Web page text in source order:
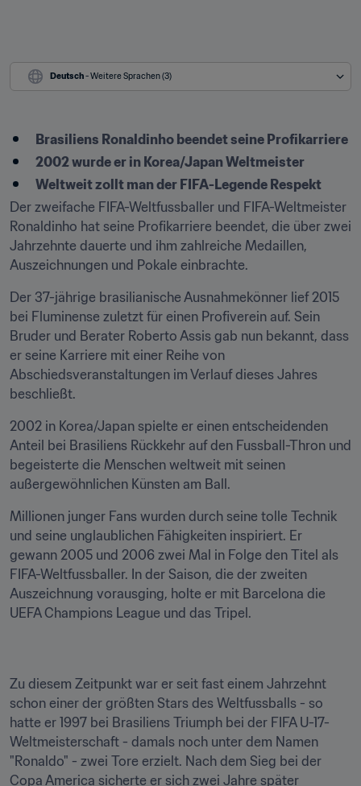
Deutsch - Weitere Sprachen (3)
Brasiliens Ronaldinho beendet seine Profikarriere
2002 wurde er in Korea/Japan Weltmeister
Weltweit zollt man der FIFA-Legende Respekt
Der zweifache FIFA-Weltfussballer und FIFA-Weltmeister
Ronaldinho hat seine Profikarriere beendet, die über zwei
Jahrzehnte dauerte und ihm zahlreiche Medaillen,
Auszeichnungen und Pokale einbrachte.
Der 37-jährige brasilianische Ausnahmekönner lief 2015
bei Fluminense zuletzt für einen Profiverein auf. Sein
Bruder und Berater Roberto Assis gab nun bekannt, dass
er seine Karriere mit einer Reihe von
Abschiedsveranstaltungen im Verlauf dieses Jahres
beschließt.
2002 in Korea/Japan spielte er einen entscheidenden
Anteil bei Brasiliens Rückkehr auf den Fussball-Thron und
begeisterte die Menschen weltweit mit seinen
außergewöhnlichen Künsten am Ball.
Millionen junger Fans wurden durch seine tolle Technik
und seine unglaublichen Fähigkeiten inspiriert. Er
gewann 2005 und 2006 zwei Mal in Folge den Titel als
FIFA-Weltfussballer. In der Saison, die der zweiten
Auszeichnung vorausging, holte er mit Barcelona die
UEFA Champions League und das Tripel.
Zu diesem Zeitpunkt war er seit fast einem Jahrzehnt
schon einer der größten Stars des Weltfussballs - so
hatte er 1997 bei Brasiliens Triumph bei der FIFA U-17-
Weltmeisterschaft - damals noch unter dem Namen
"Ronaldo" - zwei Tore erzielt. Nach dem Sieg bei der
Copa America sicherte er sich zwei Jahre später